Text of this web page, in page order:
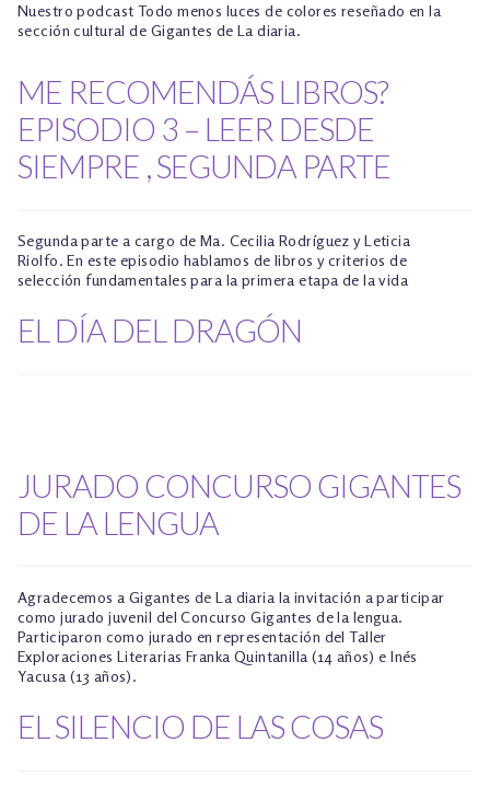
Nuestro podcast Todo menos luces de colores reseñado en la
sección cultural de Gigantes de La diaria.
ME RECOMENDÁS LIBROS?
EPISODIO 3 – LEER DESDE
SIEMPRE , SEGUNDA PARTE
Segunda parte a cargo de Ma. Cecilia Rodríguez y Leticia
Riolfo. En este episodio hablamos de libros y criterios de
selección fundamentales para la primera etapa de la vida
EL DÍA DEL DRAGÓN
JURADO CONCURSO GIGANTES
DE LA LENGUA
Agradecemos a Gigantes de La diaria la invitación a participar
como jurado juvenil del Concurso Gigantes de la lengua.
Participaron como jurado en representación del Taller
Exploraciones Literarias Franka Quintanilla (14 años) e Inés
Yacusa (13 años).
EL SILENCIO DE LAS COSAS